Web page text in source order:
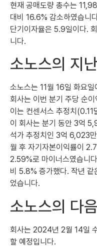
현재 공매도량 총수는
대비 16.6% 감소하였습니
단기이자율은 5.9일이다.
니다.
소노스의 지
소노스는 11월 16일 화요
회사는 이번 분기 주당 순
이는 컨센서스 추정치
이 회사는 분기 동안 3억
석가 추정치인 3억 6,023
월 후 자기자본이익률이
2.59%로 마이너스였습니
비 5.8% 증가했다. 작년
었습니다.
소노스의 다
회사는 2024년 2월 14일
할 예정입니다.